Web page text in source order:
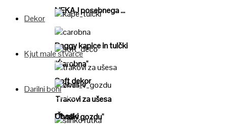
NEKAJ posebnega ...
Poglej
"Čarobna"
Poglej
"Živali v gozdu"
Poglej
Baggy kapice in tulčki
Poglej
Trakovi za ušesa
Dekor
Poglej
Soft dekor
Kjut male stvarce
Poglej
Obeski
Darilni boni